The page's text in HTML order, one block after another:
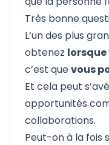
Très bonne
L’un des plus
obtenez lorsque
c’est quevous
Et cela peut
opportunités
collaborations.
Peut-on à la fois